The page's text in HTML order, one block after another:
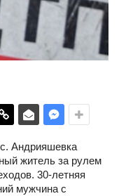
Андрияшевка
житель за рулем
30-летняя
мужчина с